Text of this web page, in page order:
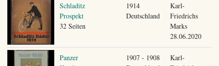
Schladitz
Prospekt
32 Seiten
1914
Deutschland
Karl-
Friedrichs
Marks
28.06.2020
Panzer
1907 - 1908
Karl-